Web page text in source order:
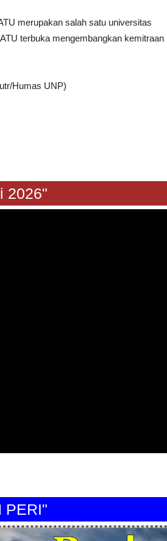
merupakan salah satu universitas
terbuka mengembangkan kemitraan
Humas UNP)